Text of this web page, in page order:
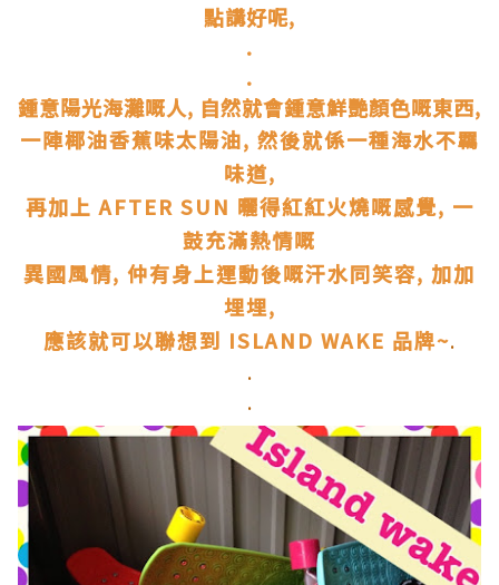
點講好呢,
.
.
鍾意陽光海灘嘅人, 自然就會鍾意鮮艷顏色嘅東西,
一陣椰油香蕉味太陽油, 然後就係一種海水不羈
味道,
再加上 AFTER SUN 曬得紅紅火燒嘅感覺, 一
鼓充滿熱情嘅
異國風情, 仲有身上運動後嘅汗水同笑容, 加加
埋埋,
應該就可以聯想到 ISLAND WAKE 品牌~.
.
.